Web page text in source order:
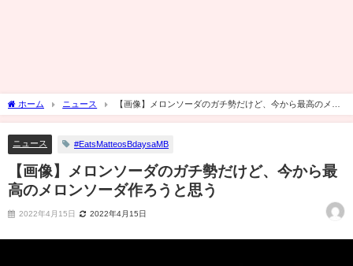
ホーム ニュース
【画像】メロンソーダのガチ勢だけど、今から最高のメロ
ンソーダ作ろうと思う
ニュース #EatsMatteosBdaysaMB
【画像】メロンソーダのガチ勢だけど、今から最
高のメロンソーダ作ろうと思う
2022年4月15日 2022年4月15日